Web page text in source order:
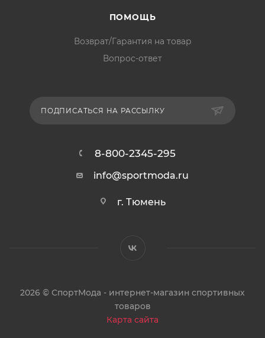
ПОМОЩЬ
Возврат/Гарантия на товар
Вопрос-ответ
ПОДПИСАТЬСЯ НА РАССЫЛКУ
8-800-2345-295
info@sportmoda.ru
г. Тюмень
2026 © СпортМода - интернет-магазин спортивных
товаров
Карта сайта